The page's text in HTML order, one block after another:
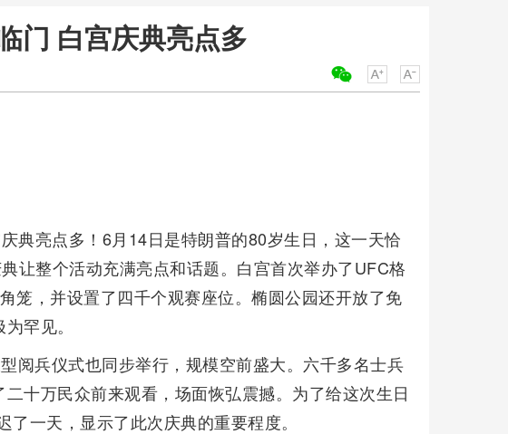
门 白宫庆典亮点多
典亮点多！6月14日是特朗普的80岁生日，这一天恰
让整个活动充满亮点和话题。白宫首次举办了UFC格
笼，并设置了四千个观赛座位。椭圆公园还开放了免
罕见。
阅兵仪式也同步举行，规模空前盛大。六千多名士兵
十万民众前来观看，场面恢弘震撼。为了给这次生日
一天，显示了此次庆典的重要程度。